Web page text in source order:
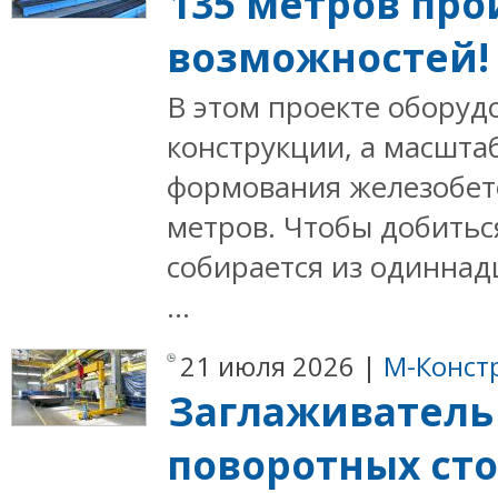
возможностей!
В этом проекте
конструкции, а
формования
метров. Чтобы
собирается из
...
21 июля 2026 | М-
поворотных